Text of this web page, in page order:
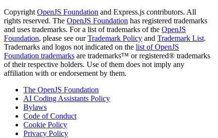
Copyright OpenJS Foundation and Express.js contributors. All
rights reserved. The OpenJS Foundation has registered trademarks
and uses trademarks. For a list of trademarks of the OpenJS
Foundation, please see ourTrademark Policy and Trademark List.
Trademarks and logos not indicated on the list of OpenJS
Foundation trademarks are trademarks™ or registered® trademarks
of their respective holders. Use of them does not imply any
affiliation with or endorsement by them.
The OpenJS Foundation
AI Coding Assistants Policy
Bylaws
Code of Conduct
Cookie Policy
Privacy Policy